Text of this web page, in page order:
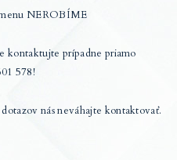
NEROBÍME
kontaktujte prípadne priamo
578!
nás neváhajte kontaktovať.